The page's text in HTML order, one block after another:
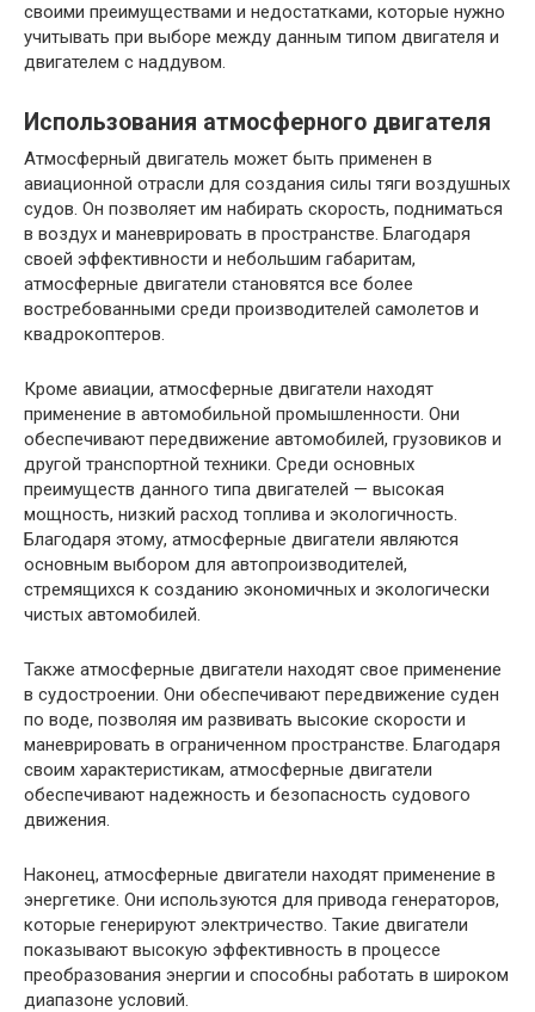
своими преимуществами и недостатками, которые нужно
учитывать при выборе между данным типом двигателя и
двигателем с наддувом.
Использования атмосферного двигателя
Атмосферный двигатель может быть применен в
авиационной отрасли для создания силы тяги воздушных
судов. Он позволяет им набирать скорость, подниматься
в воздух и маневрировать в пространстве. Благодаря
своей эффективности и небольшим габаритам,
атмосферные двигатели становятся все более
востребованными среди производителей самолетов и
квадрокоптеров.
Кроме авиации, атмосферные двигатели находят
применение в автомобильной промышленности. Они
обеспечивают передвижение автомобилей, грузовиков и
другой транспортной техники. Среди основных
преимуществ данного типа двигателей — высокая
мощность, низкий расход топлива и экологичность.
Благодаря этому, атмосферные двигатели являются
основным выбором для автопроизводителей,
стремящихся к созданию экономичных и экологически
чистых автомобилей.
Также атмосферные двигатели находят свое применение
в судостроении. Они обеспечивают передвижение суден
по воде, позволяя им развивать высокие скорости и
маневрировать в ограниченном пространстве. Благодаря
своим характеристикам, атмосферные двигатели
обеспечивают надежность и безопасность судового
движения.
Наконец, атмосферные двигатели находят применение в
энергетике. Они используются для привода генераторов,
которые генерируют электричество. Такие двигатели
показывают высокую эффективность в процессе
преобразования энергии и способны работать в широком
диапазоне условий.